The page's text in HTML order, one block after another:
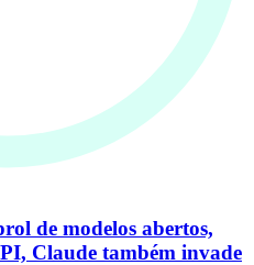
de modelos abertos,
Claude também invade